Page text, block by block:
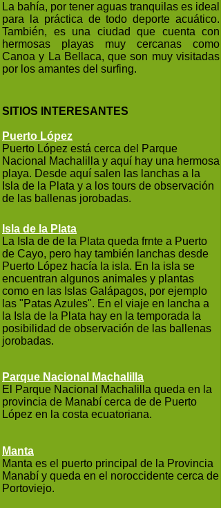
SITIOS INTERESANTES
Puerto López
Puerto López está cerca del Parque
Nacional Machalilla y aquí hay una hermosa
playa. Desde aquí salen las lanchas a la
Isla de la Plata y a los tours de observación
de las ballenas jorobadas.
Isla de la Plata
La Isla de de la Plata queda frnte a Puerto
de Cayo, pero hay también lanchas desde
Puerto López hacía la isla. En la isla se
encuentran algunos animales y plantas
como en las Islas Galápagos, por ejemplo
las "Patas Azules". En el viaje en lancha a
la Isla de la Plata hay en la temporada la
posibilidad de observación de las ballenas
jorobadas.
Parque Nacional Machalilla
El Parque Nacional Machalilla queda en la
provincia de Manabí cerca de de Puerto
López en la costa ecuatoriana.
Manta
Manta es el puerto principal de la Provincia
Manabí y queda en el noroccidente cerca de
Portoviejo.
La bahía, por tener aguas tranquilas es ideal
para la práctica de todo deporte acuático.
También, es una ciudad que cuenta con
hermosas playas muy cercanas como
Canoa y La Bellaca, que son muy visitadas
por los amantes del surfing.